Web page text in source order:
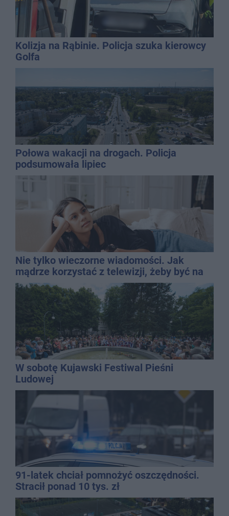
Kolizja na Rąbinie. Policja szuka kierowcy
Golfa
Połowa wakacji na drogach. Policja
podsumowała lipiec
Nie tylko wieczorne wiadomości. Jak
mądrze korzystać z telewizji, żeby być na
bieżąco, ale nie żyć w informacyjnym
chaosie?
W sobotę Kujawski Festiwal Pieśni
Ludowej
91-latek chciał pomnożyć oszczędności.
Stracił ponad 10 tys. zł